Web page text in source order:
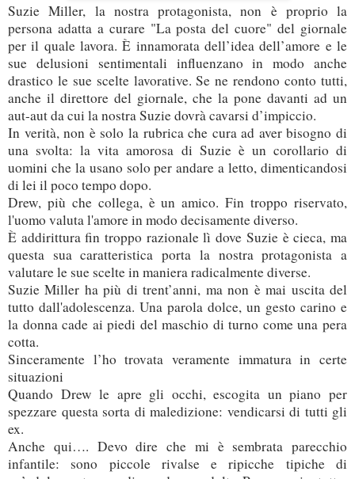
Suzie Miller, la nostra protagonista, non è proprio la
persona adatta a curare "La posta del cuore" del giornale
per il quale lavora. È innamorata dell’idea dell’amore e le
sue delusioni sentimentali influenzano in modo anche
drastico le sue scelte lavorative. Se ne rendono conto tutti,
anche il direttore del giornale, che la pone davanti ad un
aut-aut da cui la nostra Suzie dovrà cavarsi d’impiccio.
In verità, non è solo la rubrica che cura ad aver bisogno di
una svolta: la vita amorosa di Suzie è un corollario di
uomini che la usano solo per andare a letto, dimenticandosi
di lei il poco tempo dopo.
Drew, più che collega, è un amico. Fin troppo riservato,
l'uomo valuta l'amore in modo decisamente diverso.
È addirittura fin troppo razionale lì dove Suzie è cieca, ma
questa sua caratteristica porta la nostra protagonista a
valutare le sue scelte in maniera radicalmente diverse.
Suzie Miller ha più di trent’anni, ma non è mai uscita del
tutto dall'adolescenza. Una parola dolce, un gesto carino e
la donna cade ai piedi del maschio di turno come una pera
cotta.
Sinceramente l’ho trovata veramente immatura in certe
situazioni
Quando Drew le apre gli occhi, escogita un piano per
spezzare questa sorta di maledizione: vendicarsi di tutti gli
ex.
Anche qui…. Devo dire che mi è sembrata parecchio
infantile: sono piccole rivalse e ripicche tipiche di